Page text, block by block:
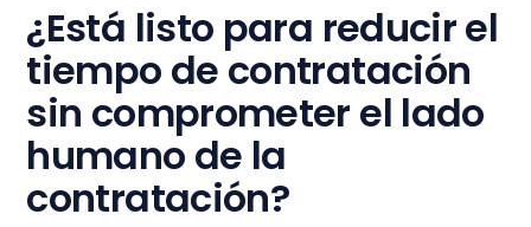
¿Está listo para reducir el
tiempo de contratación
sin comprometer el lado
humano de la
contratación?